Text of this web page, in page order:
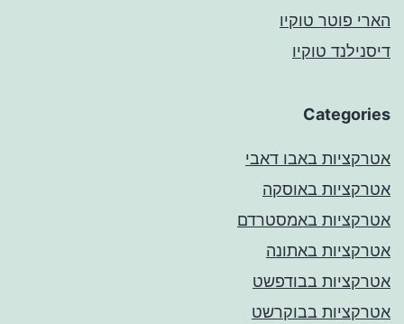
הארי פוטר טוקיו
דיסנילנד טוקיו
Categories
אטרקציות באבו דאבי
אטרקציות באוסקה
אטרקציות באמסטרדם
אטרקציות באתונה
אטרקציות בבודפשט
אטרקציות בבוקרשט